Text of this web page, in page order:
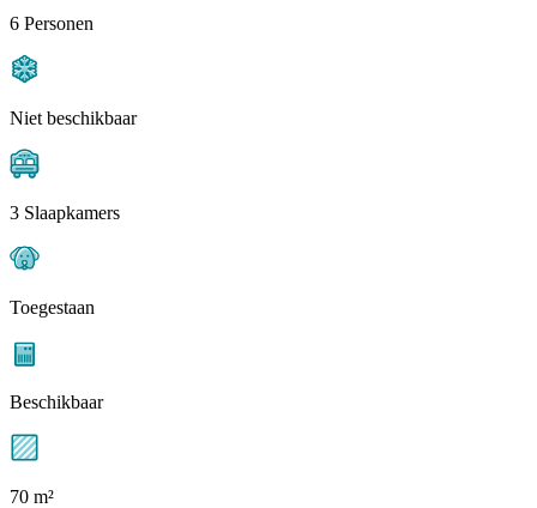
6 Personen
Niet beschikbaar
3 Slaapkamers
Toegestaan
Beschikbaar
70 m²